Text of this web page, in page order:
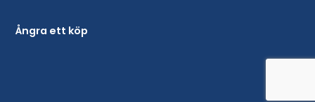
Ångra ett köp